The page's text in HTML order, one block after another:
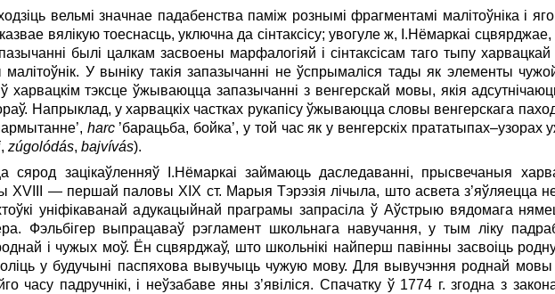
вельмі значнае падабенства паміж рознымі фрагментамі малітоўніка і
вялікую тоеснасць, уключна да сінтаксісу; увогуле ж, І.Нёмаркаі сцвярджае,
былі цалкам засвоены марфалогіяй і сінтаксісам таго тыпу
малітоўнік. У выніку такія запазычанні не ўспрымаліся тады як элементы
ў харвацкім тэксце ўжываюцца запазычанні з венгерскай мовы, якія
Напрыклад, у харвацкіх частках рукапісу ўжываюцца словы венгерскага
harc’барацьба, бойка’, у той час як у венгерскіх
, zúgolódás, bajvívás).
сярод зацікаўленняў І.Нёмаркаі займаюць даследаванні, прысвечаныя
XVIII — першай паловы XIX ст. Марыя Тэрэзія лічыла, што асвета з’яўляецца
уніфікаванай адукацыйнай праграмы запрасіла ў Аўстрыю вядомага
Фэльбігер выпрацаваў рэгламент школьнага навучання, у тым ліку
і чужых моў. Ён сцвярджаў, што школьнікі найперш павінны засвоіць
у будучыні паспяхова вывучыць чужую мову. Для вывучэння роднай
часу падручнікі, і неўзабаве яны з’явіліся. Спачатку ў 1774 г. згодна з